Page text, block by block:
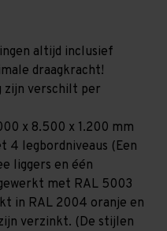
altijd inclusief
draagkracht!
zijn verschilt per
x 8.500 x 1.200 mm
4 legbordniveaus (Een
liggers en één
met RAL 5003
in RAL 2004 oranje en
verzinkt. (De stijlen